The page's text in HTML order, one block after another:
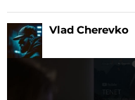
Vlad Cherevko